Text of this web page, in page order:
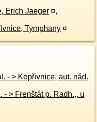
Erich Jaeger ¤,
Tymphany ¤
Bus 635: Frenštát p.Radh.,,u škol. - > Kopřivnice, aut. nád.
u